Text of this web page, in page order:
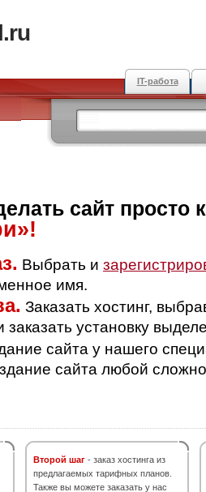
IT-работа
сайт просто
Выбрать и
имя.
Заказать хостинг,
установку
сайта у нашего
сайта любой
Второй шаг - заказ хостинга из
предлагаемых тарифных планов.
Также вы можете заказать у нас